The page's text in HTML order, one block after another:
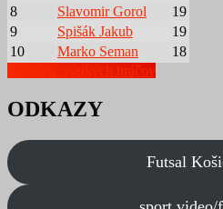
8
Slavomir Gorol
19
9
Spišák Jakub
19
10
Marko Seman
18
Zobraziť všetkých hráčov
ODKAZY
Futsal